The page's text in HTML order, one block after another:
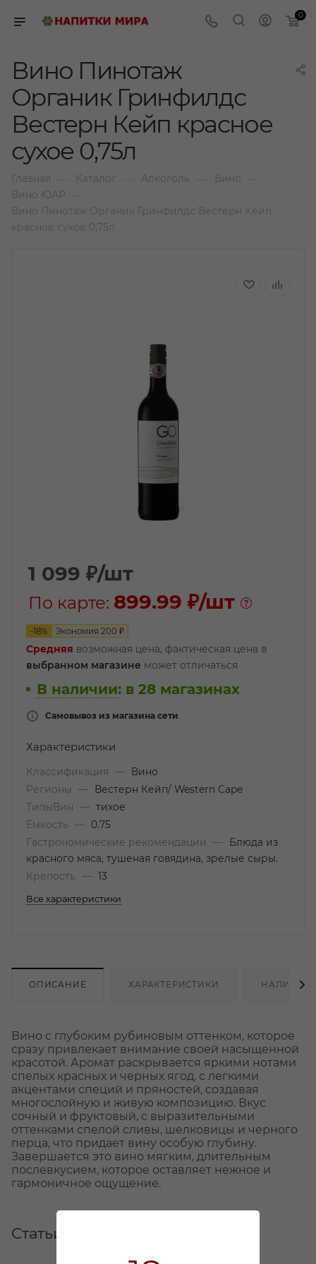
0
Вино Пинотаж
Органик Гринфилдс
Вестерн Кейп красное
сухое 0,75л
Главная Каталог Алкоголь Вино
Вино ЮАР
Вино Пинотаж Органик Гринфилдс Вестерн Кейп
красное сухое 0,75л
1 099 ₽/шт
По карте: 899.99 ₽/шт
-18% Экономия 200 ₽
Средняя возможная цена, фактическая цена в
выбранном магазине может отличаться
В наличии: в 28 магазинах
Самовывоз из магазина сети
Характеристики
Классификация —
Вино
Регионы
—
Вестерн Кейп/ Western Cape
ТипыВин
— тихое
Емкость
—
0.75
Гастрономические рекомендации
—
Блюда из
красного мяса, тушеная говядина, зрелые сыры.
Крепость
— 13
Все характеристики
ОПИСАНИЕ ХАРАКТЕРИСТИКИ НАЛИЧИЕ
Вино с глубоким рубиновым оттенком, которое
сразу привлекает внимание своей насыщенной
красотой. Аромат раскрывается яркими нотами
спелых красных и черных ягод, с легкими
акцентами специй и пряностей, создавая
многослойную и живую композицию. Вкус
сочный и фруктовый, с выразительными
оттенками спелой сливы, шелковицы и черного
перца, что придает вину особую глубину.
Завершается это вино мягким, длительным
послевкусием, которое оставляет нежное и
гармоничное ощущение.
Статьи